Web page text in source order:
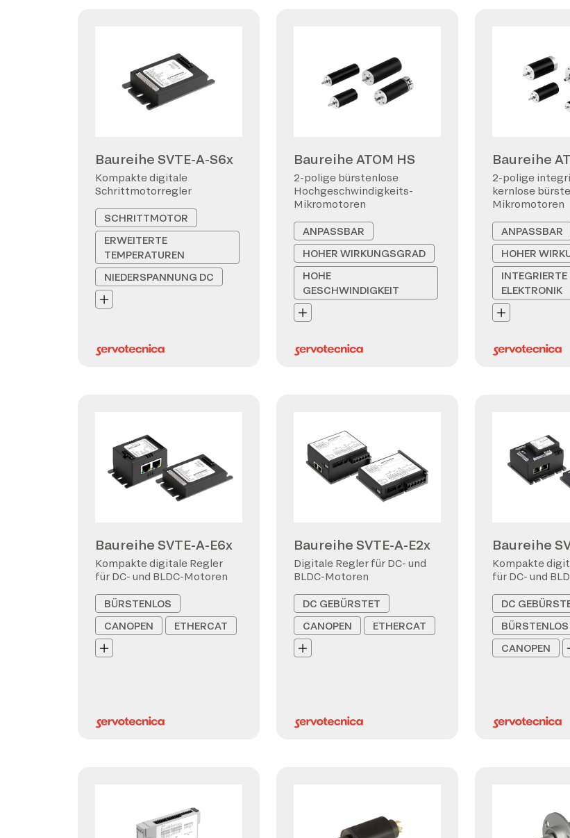
Baureihe SVTE-A-S6x
Kompakte digitale
Schrittmotorregler
SCHRITTMOTOR
ERWEITERTE
TEMPERATUREN
NIEDERSPANNUNG DC
Baureihe ATOM HS
2-polige bürstenlose
Hochgeschwindigkeits-
Mikromotoren
ANPASSBAR
HOHER WIRKUNGSGRAD
HOHE
GESCHWINDIGKEIT
Baureihe
2-polige
kernlose
Mikromotoren
ANPASSBAR
HOHER
INTEGRIERTE
ELEKTRONIK
Baureihe SVTE-A-E6x
Kompakte digitale Regler
für DC- und BLDC-Motoren
BÜRSTENLOS
CANOPEN
ETHERCAT
Baureihe SVTE-A-E2x
Digitale Regler für DC- und
BLDC-Motoren
DC GEBÜRSTET
CANOPEN
ETHERCAT
Baureihe
Kompakte
für DC- und
DC
BÜRSTENLOS
CANOPEN